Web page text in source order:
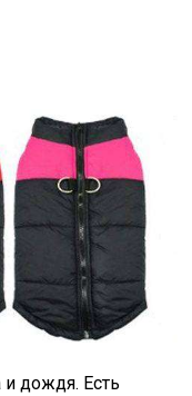
и дождя. Есть